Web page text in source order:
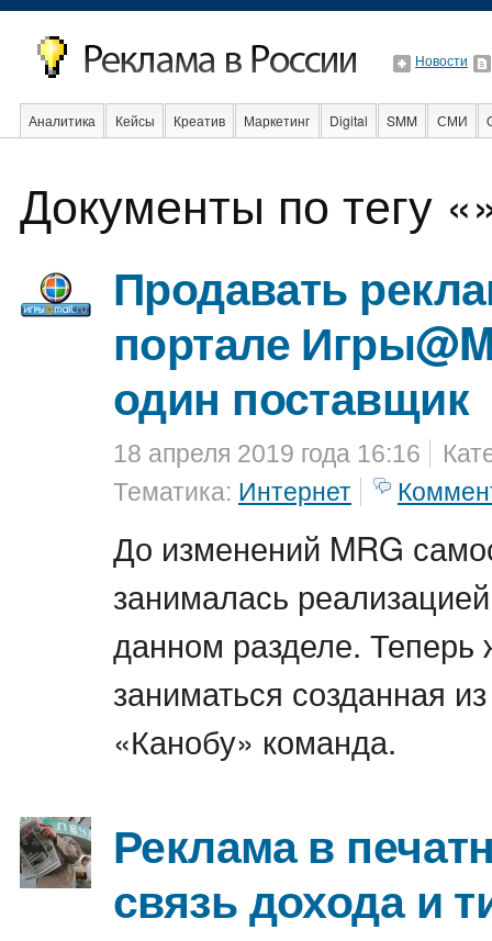
Новости
Аналитика Кейсы Креатив Маркетинг Digital SMM СМИ
Документы по тегу
Продавать
портале
один поставщик
18 апреля 2019 года 16:16
Тематика: Интернет
До изменений MRG
занималась
данном разделе. Теперь
заниматься созданная
«Канобу» команда.
Реклама в
связь дохода и